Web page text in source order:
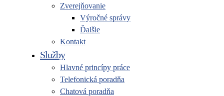
Zverejňovanie
Výročné správy
Ďalšie
Kontakt
Služby
Hlavné princípy práce
Telefonická poradňa
Chatová poradňa